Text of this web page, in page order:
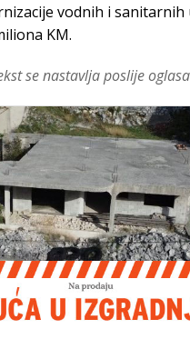
vodnih i sanitarnih
KM.
se nastavlja poslije oglasa